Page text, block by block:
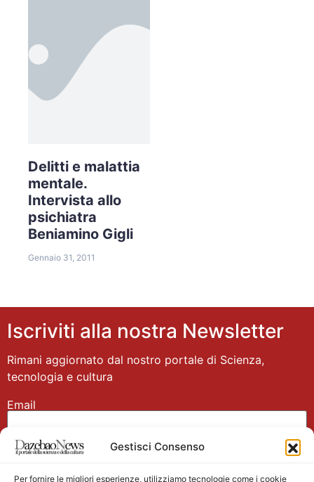
Gestisci Consenso
Per fornire le migliori esperienze, utilizziamo tecnologie come i cookie
Delitti e malattia
mentale.
Intervista allo
psichiatra
Beniamino Gigli
Gennaio 31, 2011
Iscriviti alla nostra Newsletter
Rimani aggiornato dal nostro portale di Scienza,
tecnologia e cultura
Email
Nome